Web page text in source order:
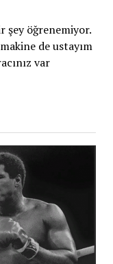
şey öğrenemiyor.
de ustayım
var